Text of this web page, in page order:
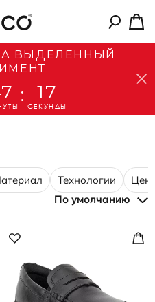
ВЫДЕЛЕННЫЙ
: 17
СЕКУНДЫ
Технологии
По умолчанию